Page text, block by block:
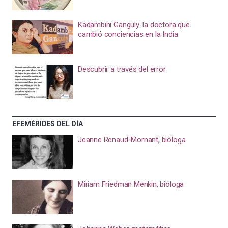
Kadambini Ganguly: la doctora que
cambió conciencias en la India
Descubrir a través del error
EFEMÉRIDES DEL DÍA
Jeanne Renaud-Mornant, bióloga
Miriam Friedman Menkin, bióloga